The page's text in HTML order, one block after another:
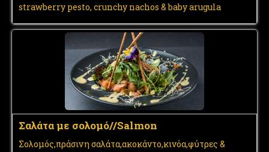
strawberry pesto, crunchy nachos & baby arugula
Σαλάτα με σολομό//Salmon
Σολομός,πράσινη σαλάτα,ακοκάντο,κινόα,φύτρες &